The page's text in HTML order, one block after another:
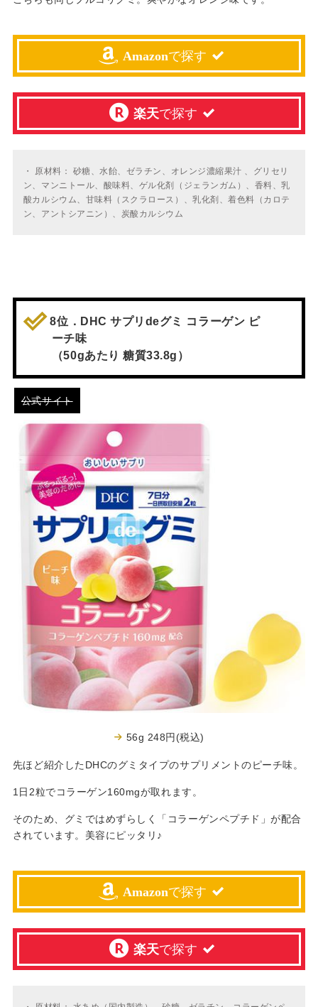
Amazonで探す
楽天で探す
・
原材料： 砂糖、水飴、ゼラチン、オレンジ濃縮果汁 、グリセリ
ン、マンニトール、酸味料、ゲル化剤（ジェランガム）、香料、乳
酸カルシウム、甘味料（スクラロース）、乳化剤、着色料（カロテ
ン、アントシアニン）、炭酸カルシウム
8位．DHC サプリdeグミ コラーゲン ピ
ーチ味
（50gあたり 糖質33.8g）
公式サイト
56g 248円(税込)
先ほど紹介したDHCのグミタイプのサプリメントのピーチ味。
1日2粒でコラーゲン160mgが取れます。
そのため、グミではめずらしく「コラーゲンペプチド」が配合
されています。美容にピッタリ♪
Amazonで探す
楽天で探す